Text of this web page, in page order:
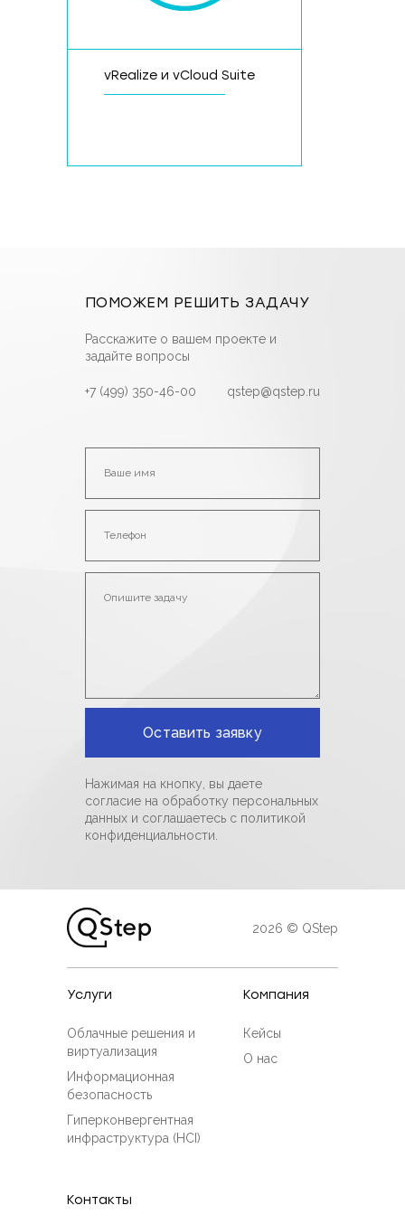
vRealize и vCloud Suite
ПОМОЖЕМ РЕШИТЬ ЗАДАЧУ
Расскажите о вашем проекте и
задайте вопросы
+7 (499) 350-46-00 qstep@qstep.ru
Нажимая на кнопку, вы даете
согласие на обработку персональных
данных и соглашаетесь c политикой
конфиденциальности.
2026 © QStep
Услуги
Облачные решения и
виртуализация
Информационная
безопасность
Гиперконвергентная
инфраструктура (HCI)
Компания
Кейсы
О нас
Контакты